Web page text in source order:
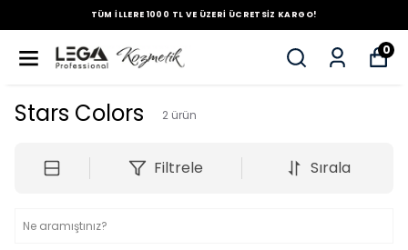
TÜM İLLERE 1000 TL VE ÜZERİ ÜCRETSİZ KARGO!
0
Stars Colors 2 ürün
Filtrele Sırala